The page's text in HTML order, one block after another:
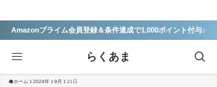
Amazonプライム会員登録＆条件達成で1,000ポイント付与♪
らくあま
ホーム 2024年 9月 21日